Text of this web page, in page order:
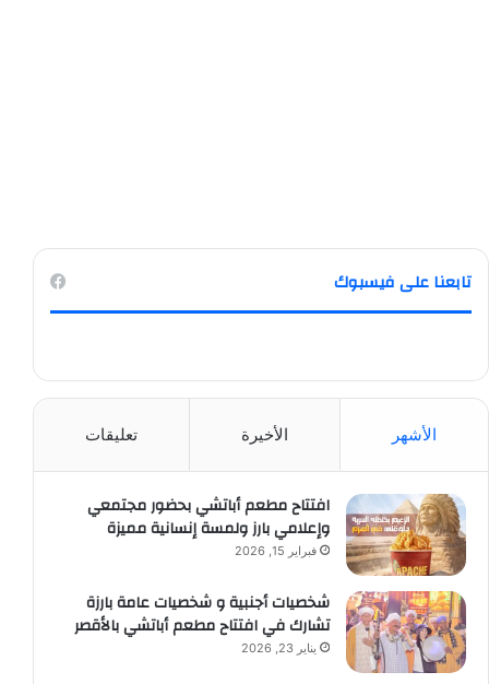
تابعنا على فيسبوك
الأشهر الأخيرة تعليقات
افتتاح مطعم أباتشي بحضور مجتمعي
وإعلامي بارز ولمسة إنسانية مميزة
فبراير 15, 2026
شخصيات أجنبية و شخصيات عامة بارزة
تشارك في افتتاح مطعم أباتشي بالأقصر
يناير 23, 2026